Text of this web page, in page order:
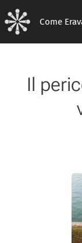
Come
Il